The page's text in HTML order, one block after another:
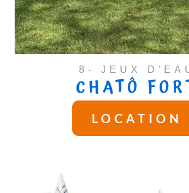
8- JEUX
CHATÔ
LOCATION